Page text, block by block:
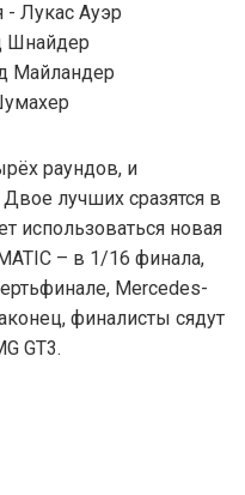
- Лукас Ауэр
Шнайдер
Майландер
раундов, и
лучших сразятся в
использоваться новая
– в 1/16 финала,
Mercedes-
финалисты сядут
GT3.